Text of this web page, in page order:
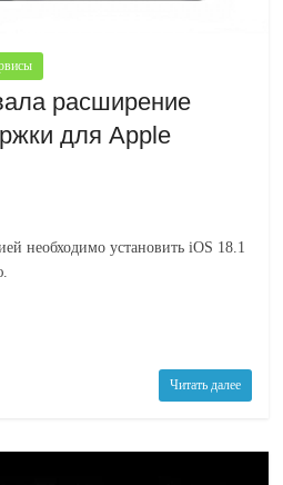
расширение
для Apple
необходимо установить iOS 18.1
Читать далее